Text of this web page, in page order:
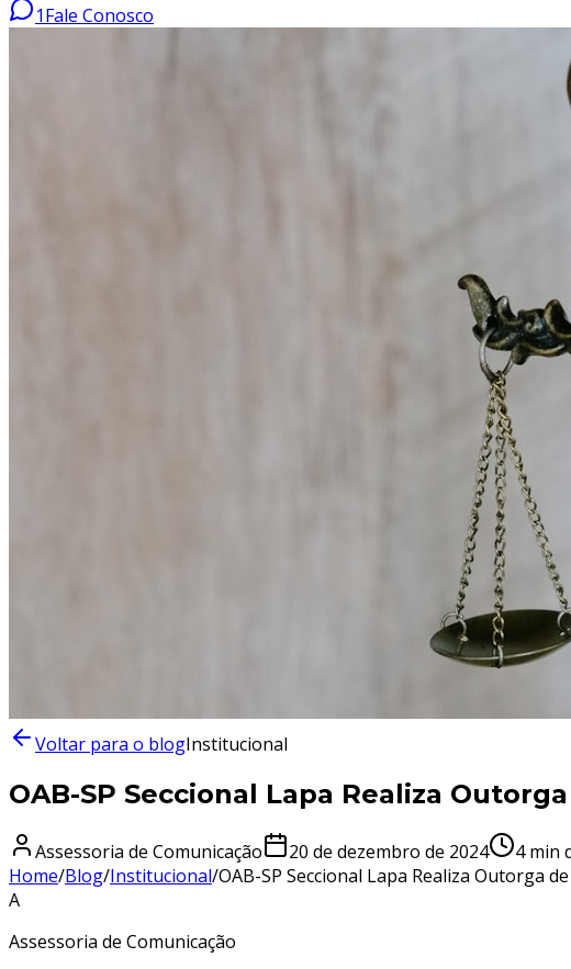
1Fale Conosco
Voltar para o blogInstitucional
OAB-SP Seccional Lapa Realiza
Assessoria de Comunicação 20 de dezembro de 2024 4min
Home/Blog/Institucional/OAB-SP Seccional Lapa Realiza Outorga
A
Assessoria de Comunicação